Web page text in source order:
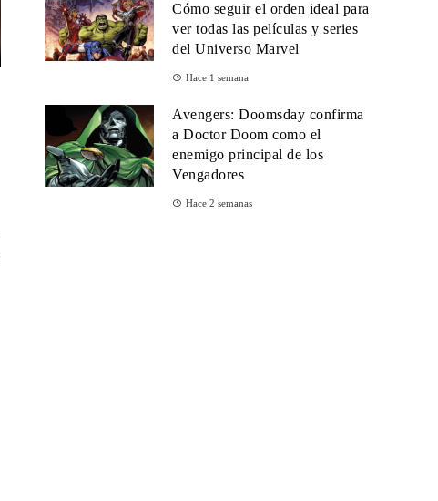
Cómo seguir el orden ideal para
ver todas las películas y series
del Universo Marvel
Hace 1 semana
Avengers: Doomsday confirma
a Doctor Doom como el
enemigo principal de los
Vengadores
Hace 2 semanas